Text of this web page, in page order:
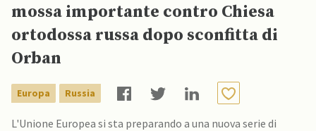
mossa importante contro Chiesa
ortodossa russa dopo sconfitta di
Orban
Europa Russia
L'Unione Europea si sta preparando a una nuova serie di